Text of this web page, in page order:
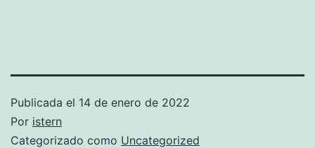
Publicada el 14 de enero de 2022
Por istern
Categorizado como Uncategorized